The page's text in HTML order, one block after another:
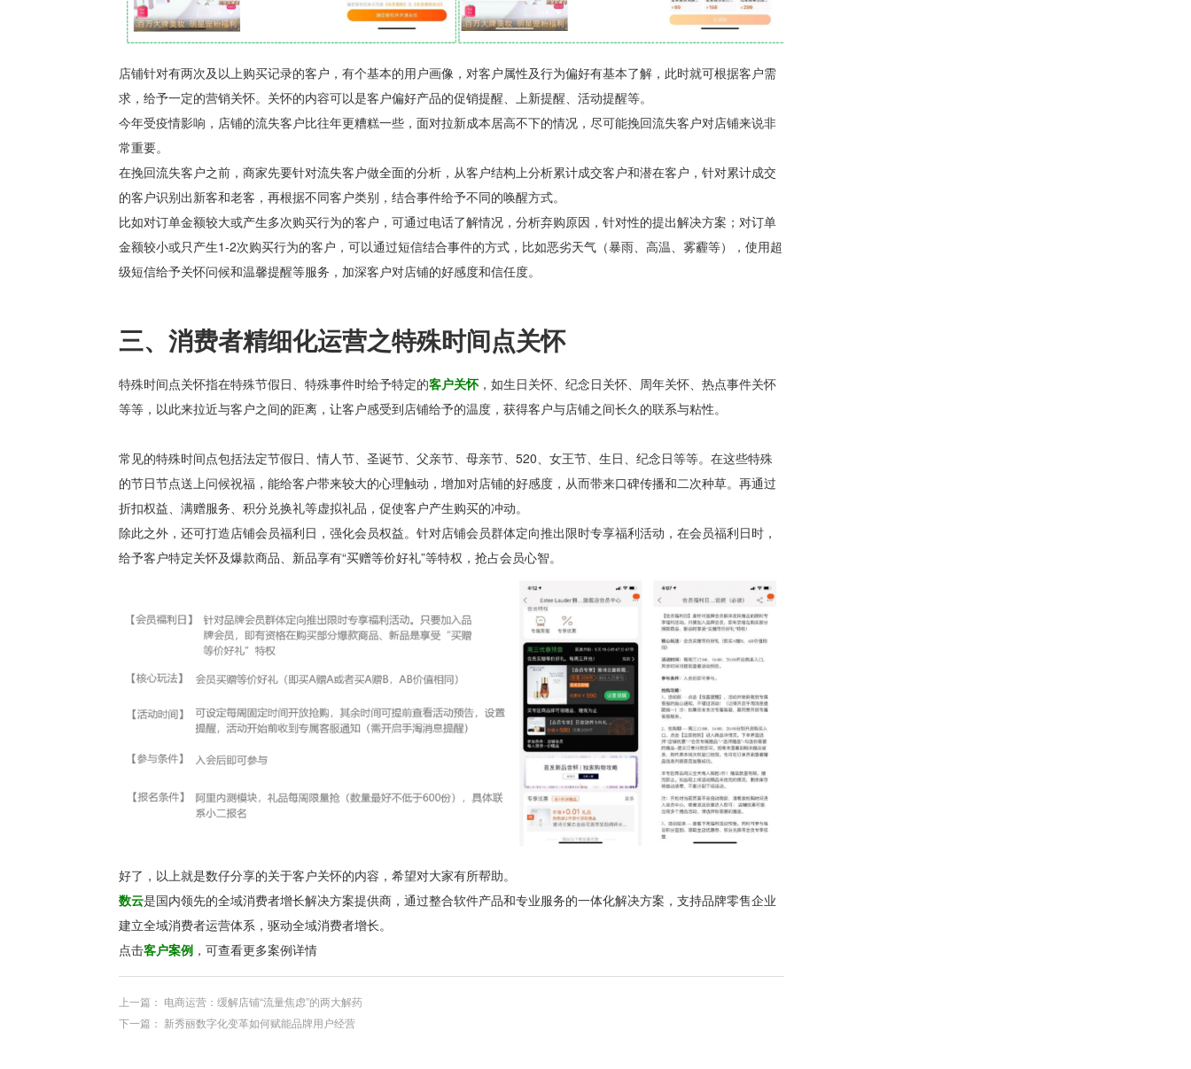
店铺针对有两次及以上购买记录的客户，有个基本的用户画像，对客户属性及行为偏好有基本了解，此时就可根据客户需
求，给予一定的营销关怀。关怀的内容可以是客户偏好产品的促销提醒、上新提醒、活动提醒等。
今年受疫情影响，店铺的流失客户比往年更糟糕一些，面对拉新成本居高不下的情况，尽可能挽回流失客户对店铺来说非
常重要。
在挽回流失客户之前，商家先要针对流失客户做全面的分析 ，从客户结构上分析累计成交客户和潜在客户，针对累计成交
的客户识别出新客和老客，再根据不同客户类别，结合事件给予不同的唤醒方式。
比如对订单金额较大或产生多次购买行为的客户，可通过电话了解情况 ，分析弃购原因，针对性的提出解决方案；对订单
金额较小或只产生1-2次购买行为的客户，可以通过短信结合事件的方式，比如恶劣天气（暴雨、高温、雾霾等），使用超
级短信给予关怀问候和温馨提醒等服务，加深客户对店铺的好感度和信任度。
三、消费者精细化运营之特殊时间点关怀
特殊时间点关怀指在特殊节假日、特殊事件时给予特定的客户关怀，如生日关怀、纪念日关怀、周年关怀、热点事件关怀
等等，以此来拉近与客户之间的距离，让客户感受到店铺给予的温度，获得客户与店铺之间长久的联系与粘性。
常见的特殊时间点包括法定节假日、情人节、圣诞节、父亲节、母亲节、520、女王节、生日、纪念日等等。在这些特殊
的节日节点送上问候祝福，能给客户带来较大的心理触动，增加对店铺的好感度，从而带来口碑传播和二次种草。再通过
折扣权益、满赠服务、积分兑换礼等虚拟礼品，促使客户产生购买的冲动。
除此之外，还可打造店铺会员福利日，强化会员权益。针对店铺会员群体定向推出限时专享福利活动，在会员福利日时，
给予客户特定关怀及爆款商品、新品享有“买赠等价好礼”等特权，抢占会员心智。
好了，以上就是数仔分享的关于客户关怀的内容，希望对大家有所帮助。
数云是国内领先的全域消费者增长解决方案提供商，通过整合软件产品和专业服务的一体化解决方案，支持品牌零售企业
建立全域消费者运营体系，驱动全域消费者增长。
点击客户案例 ，可查看更多案例详情
上一篇： 电商运营：缓解店铺“流量焦虑”的两大解药
下一篇： 新秀丽数字化变革如何赋能品牌用户经营